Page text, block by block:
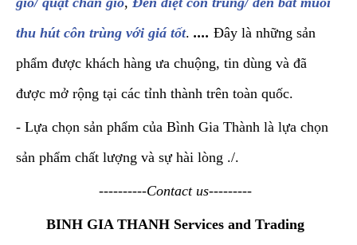
thu hút côn trùng với giá tốt. .... Đây là những sản
phẩm được khách hàng ưa chuộng, tin dùng và đã
được mở rộng tại các tỉnh thành trên toàn quốc.
- Lựa chọn sản phẩm của Bình Gia Thành là lựa chọn
sản phẩm chất lượng và sự hài lòng ./.
----------Contact us---------
BINH GIA THANH Services and Trading